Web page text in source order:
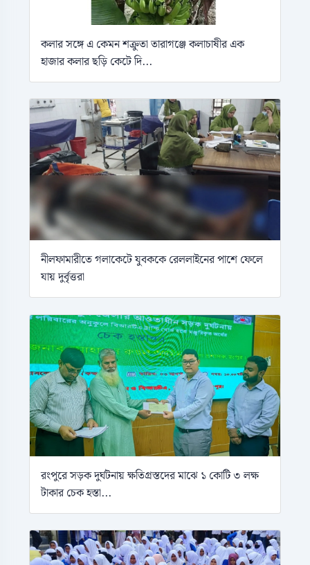
কলার সঙ্গে এ কেমন শক্রুতা তারাগঞ্জে কলাচাষীর এক
হাজার কলার ছড়ি কেটে দি...
নীলফামারীতে গলাকেটে যুবককে রেললাইনের পাশে ফেলে
যায় দুর্বৃত্তরা
রংপুরে সড়ক দুর্ঘটনায় ক্ষতিগ্রস্তদের মাঝে ১ কোটি ৩ লক্ষ
টাকার চেক হস্তা...